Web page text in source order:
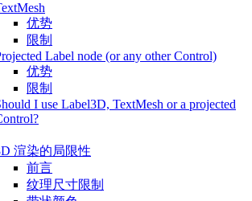
优势
限制
Label node (or any other Control)
优势
限制
I use Label3D, TextMesh or a projected
渲染的局限性
前言
纹理尺寸限制